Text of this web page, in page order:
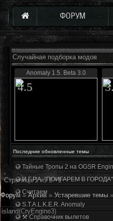
ФОРУМ
Случайная подборка модов
Anomaly 1.5. Beta 3.0
4.5
Последние обновленные темы
Тайные Тропы 2 на OGSR
И.Г.Р.А. "ПОИГАРЕМ В ГОРОДА"
Считаем
S.T.A.L.K.E.R. Anomaly
⚒ Справочник вылетов
Страница1из1
1
Форум » Архив » Устаревшие темы »
island(CryEngine3)